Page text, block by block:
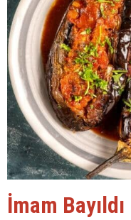
İmam Bayıldı